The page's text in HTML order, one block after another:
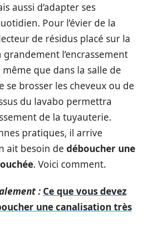
aussi d’adapter ses
Pour l’évier de la
de résidus placé sur la
l’encrassement
que dans la salle de
se brosser les cheveux ou de
du lavabo permettra
de la tuyauterie.
pratiques, il arrive
ait besoin de déboucher une
. Voici comment.
: Ce que vous devez
une canalisation très